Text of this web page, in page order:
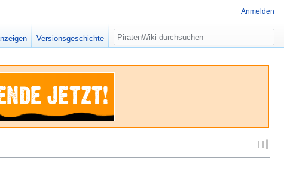
Anmelden
Versionsgeschichte Suche